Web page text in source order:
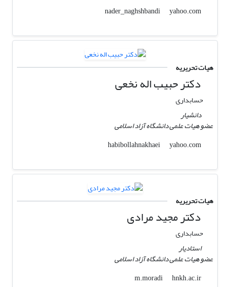
nader_naghshbandi
yahoo.com
هیات تحریریه
دکتر حبیب اله نخعی
حسابداری
دانشیار
عضو هیات علمی دانشگاه آزاد اسلامی
habibollahnakhaei
yahoo.com
هیات تحریریه
دکتر مجید مرادی
حسابداری
استادیار
عضو هیات علمی دانشگاه آزاد اسلامی
m.moradi
hnkh.ac.ir